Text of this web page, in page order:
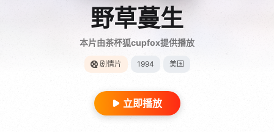
野草蔓生
本片由茶杯狐cupfox提供播放
剧情片 1994 美国
立即播放